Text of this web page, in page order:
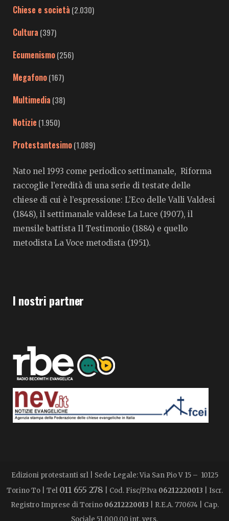
Chiese e società (2.030)
Cultura (397)
Ecumenismo(256)
Megafono(167)
Multimedia (38)
Notizie (1.950)
Protestantesimo(1.089)
Nato nel 1993 come periodico settimanale, Riforma
raccoglie l’eredità di una serie di testate delle
chiese di cui è l’espressione: L’Eco delle Valli Valdesi
(1848), il settimanale valdese La Luce (1907), il
mensile battista Il Testimonio (1884) e quello
metodista La Voce metodista (1951).
I nostri partner
Edizioni protestanti srl | Sede Legale: Via San Pio V 15 – 10125
Torino To | Tel 011 655 278 | Cod. Fisc/P.Iva 06212220013 | Iscr.
Registro Imprese di Torino 06212220013 | R.E.A. 770674 | Cap.